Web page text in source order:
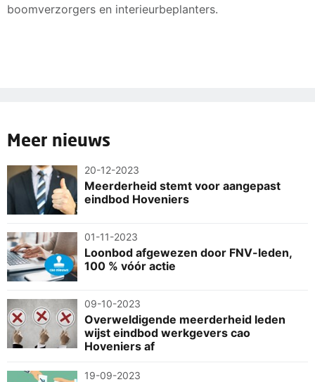
boomverzorgers en interieurbeplanters.
Meer nieuws
20-12-2023
Meerderheid stemt voor aangepast
eindbod Hoveniers
01-11-2023
Loonbod afgewezen door FNV-leden,
100 % vóór actie
09-10-2023
Overweldigende meerderheid leden
wijst eindbod werkgevers cao
Hoveniers af
19-09-2023